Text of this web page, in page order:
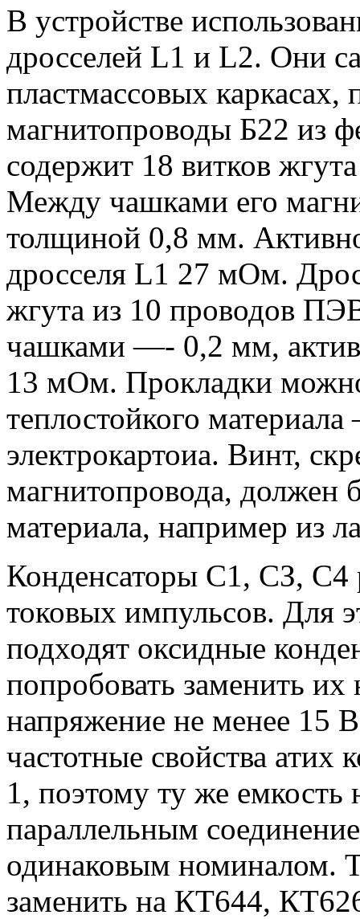
В устройстве
дросселей L1 и L2. Они
пластмассовых
магнитопроводы Б22 из
содержит 18 витков
Между чашками его
толщиной 0,8 мм.
дросселя L1 27 мОм.
жгута из 10 проводов
чашками —- 0,2 мм,
13 мОм. Прокладки можно
теплостойкого
электрокартоиа. Винт,
магнитопровода, должен
материала, например из
Конденсаторы С1, СЗ, С4
токовых импульсов. Для
подходят оксидные
попробовать заменить
напряжение не менее
частотные свойства
1, поэтому ту же емкость
параллельным
одинаковым номиналом.
заменить на КТ644,